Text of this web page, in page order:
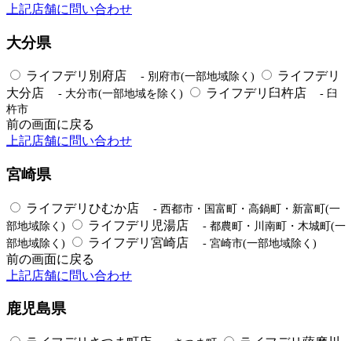
上記店舗に問い合わせ
大分県
ライフデリ別府店 - 別府市(一部地域除く)
ライフデリ
大分店
- 大分市(一部地域を除く) ライフデリ臼杵店
- 臼
杵市
前の画面に戻る
上記店舗に問い合わせ
宮崎県
ライフデリひむか店
- 西都市・国富町・高鍋町・新富町(一
部地域除く)
ライフデリ児湯店
- 都農町・川南町・木城町(一
部地域除く)
ライフデリ宮崎店 - 宮崎市(一部地域除く)
前の画面に戻る
上記店舗に問い合わせ
鹿児島県